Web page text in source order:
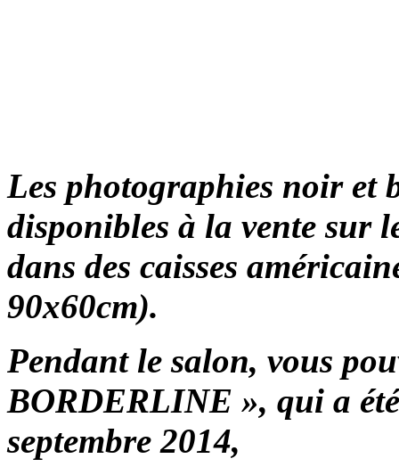
Les photographies noir et
disponibles à la vente sur
dans des caisses
90x60cm).
Pendant le salon, vous
BORDERLINE », qui a
septembre 2014,